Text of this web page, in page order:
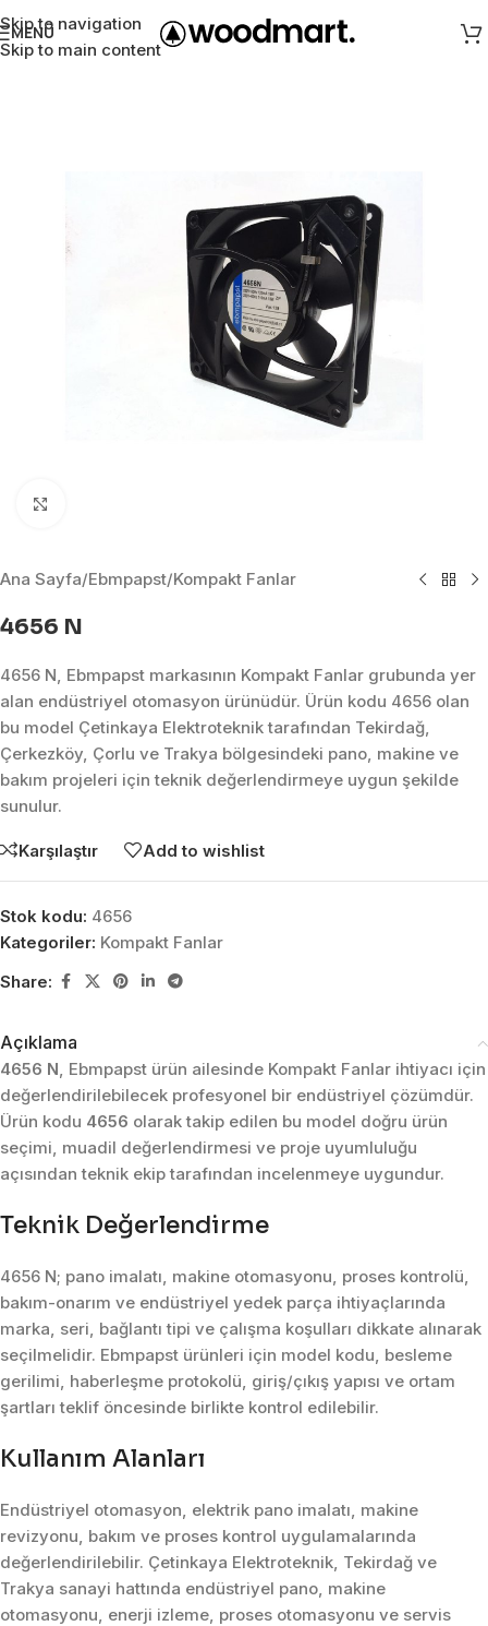
Skip to navigation
Skip to main content
MENÜ
Ana Sayfa/Ebmpapst/Kompakt Fanlar
4656 N
4656 N, Ebmpapst markasının Kompakt Fanlar grubunda yer
alan endüstriyel otomasyon ürünüdür. Ürün kodu 4656 olan
bu model Çetinkaya Elektroteknik tarafından Tekirdağ,
Çerkezköy, Çorlu ve Trakya bölgesindeki pano, makine ve
bakım projeleri için teknik değerlendirmeye uygun şekilde
sunulur.
Karşılaştır Add to wishlist
Stok kodu: 4656
Kategoriler: Kompakt Fanlar
Share:
Açıklama
4656 N, Ebmpapst ürün ailesinde Kompakt Fanlar ihtiyacı için
değerlendirilebilecek profesyonel bir endüstriyel çözümdür.
Ürün kodu 4656 olarak takip edilen bu model doğru ürün
seçimi, muadil değerlendirmesi ve proje uyumluluğu
açısından teknik ekip tarafından incelenmeye uygundur.
Teknik Değerlendirme
4656 N; pano imalatı, makine otomasyonu, proses kontrolü,
bakım-onarım ve endüstriyel yedek parça ihtiyaçlarında
marka, seri, bağlantı tipi ve çalışma koşulları dikkate alınarak
seçilmelidir. Ebmpapst ürünleri için model kodu, besleme
gerilimi, haberleşme protokolü, giriş/çıkış yapısı ve ortam
şartları teklif öncesinde birlikte kontrol edilebilir.
Kullanım Alanları
Endüstriyel otomasyon, elektrik pano imalatı, makine
revizyonu, bakım ve proses kontrol uygulamalarında
değerlendirilebilir. Çetinkaya Elektroteknik, Tekirdağ ve
Trakya sanayi hattında endüstriyel pano, makine
otomasyonu, enerji izleme, proses otomasyonu ve servis